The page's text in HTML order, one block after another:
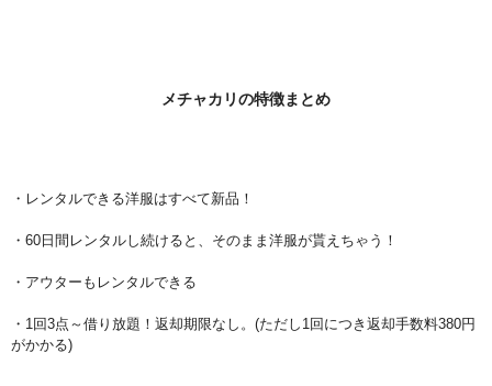
メチャカリの特徴まとめ
・レンタルできる洋服はすべて新品！
・60日間レンタルし続けると、そのまま洋服が貰えちゃう！
・アウターもレンタルできる
・1回3点～借り放題！返却期限なし。(ただし1回につき返却手数料380円
がかかる)